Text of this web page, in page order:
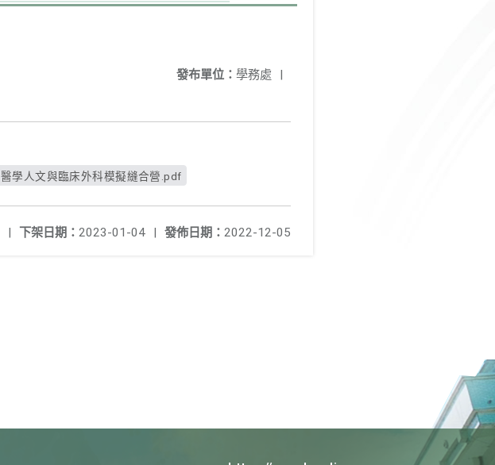
發布單位： 學務處 |
醫學人文與臨床外科模擬縫合營.pdf
發佈日期： 2022-12-05
下架日期： 2023-01-04 |
|